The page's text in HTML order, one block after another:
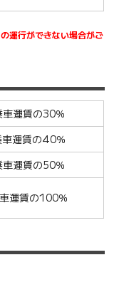
運行ができない場合がご
車運賃の30％
運賃の40％
車運賃の50％
運賃の100％